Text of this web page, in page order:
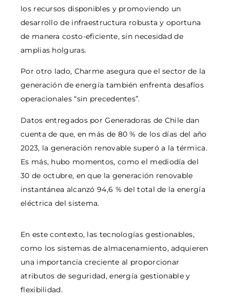
los recursos disponibles y promoviendo un
desarrollo de infraestructura robusta y oportuna
de manera costo-eficiente, sin necesidad de
amplias holguras.
Por otro lado, Charme asegura que el sector de la
generación de energía también enfrenta desafíos
operacionales “sin precedentes”.
Datos entregados por Generadoras de Chile dan
cuenta de que, en más de 80 % de los días del año
2023, la generación renovable superó a la térmica.
Es más, hubo momentos, como el mediodía del
30 de octubre, en que la generación renovable
instantánea alcanzó 94,6 % del total de la energía
eléctrica del sistema.
En este contexto, las tecnologías gestionables,
como los sistemas de almacenamiento, adquieren
una importancia creciente al proporcionar
atributos de seguridad, energía gestionable y
flexibilidad.